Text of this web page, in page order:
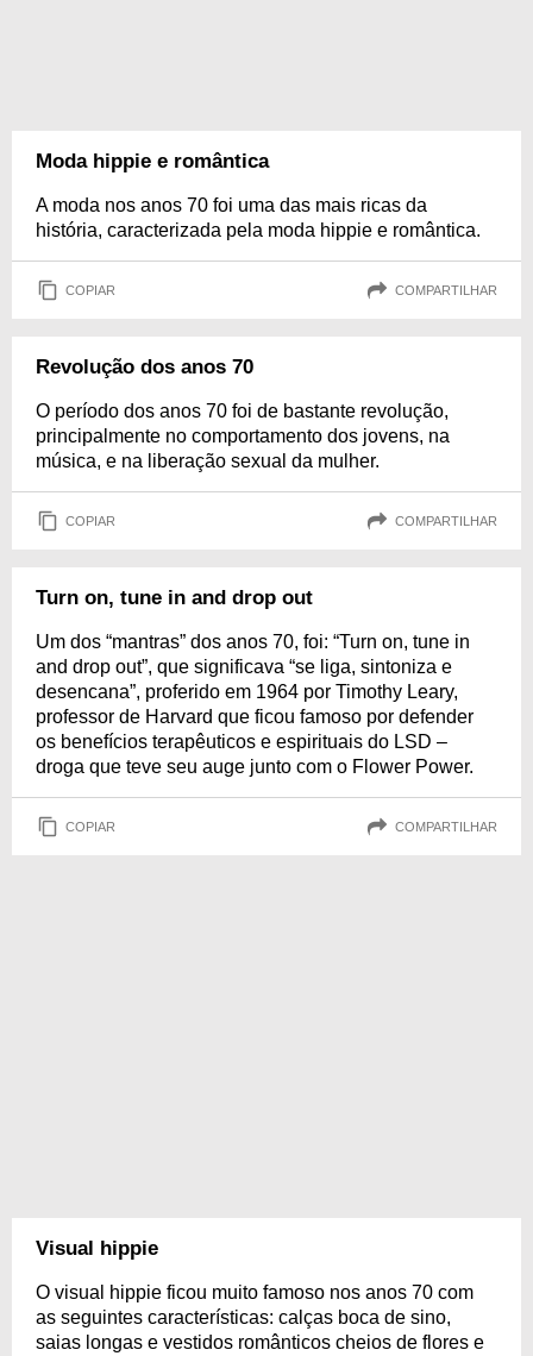
Moda hippie e romântica
A moda nos anos 70 foi uma das mais ricas da
história, caracterizada pela moda hippie e romântica.
COPIAR COMPARTILHAR
Revolução dos anos 70
O período dos anos 70 foi de bastante revolução,
principalmente no comportamento dos jovens, na
música, e na liberação sexual da mulher.
COPIAR COMPARTILHAR
Turn on, tune in and drop out
Um dos “mantras” dos anos 70, foi: “Turn on, tune in
and drop out”, que significava “se liga, sintoniza e
desencana”, proferido em 1964 por Timothy Leary,
professor de Harvard que ficou famoso por defender
os benefícios terapêuticos e espirituais do LSD –
droga que teve seu auge junto com o Flower Power.
COPIAR COMPARTILHAR
Visual hippie
O visual hippie ficou muito famoso nos anos 70 com
as seguintes características: calças boca de sino,
saias longas e vestidos românticos cheios de flores e